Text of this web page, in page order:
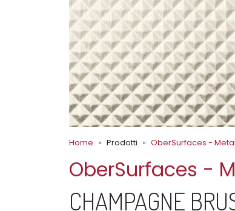
Home Prodotti OberSurfaces -
OberSurfaces -
CHAMPAGNE